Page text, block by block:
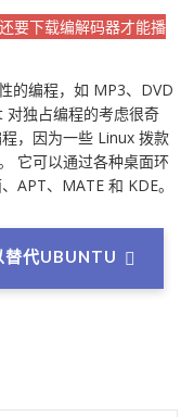
要下载编解码器才能播
的编程，如 MP3、DVD
独占编程的考虑很奇
，因为一些 Linux 拨款
它可以通过各种桌面环
APT、MATE 和 KDE。
替代UBUNTU